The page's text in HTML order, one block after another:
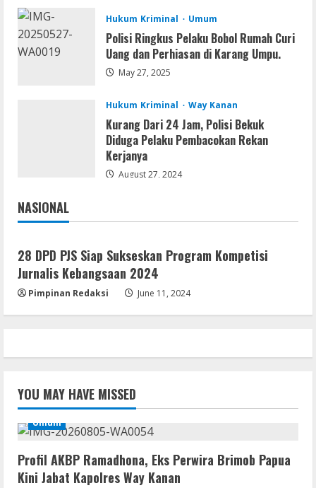
August 4, 2026
Umum
Ketua Pro Jurnalis Media Siber Way
Kanan Apresiasi Prestasi Reva Radisya,
Putri Ferdiansyah, Lolos di Unila
Jurusan HI
Umum
PLN Tegaskan Tiang Listrik Bukan
Infrastruktur Publik; Provider WiFi
Ilegal Diminta Bangun Tiang Mandiri
5
Umum
Buay Bahuga dan Way Tuba, Ancam
Keselamatan Warga
Hukum Kriminal Umum
Polisi Ringkus Pelaku Bobol Rumah Curi
Uang dan Perhiasan di Karang Umpu.
May 27, 2025
Hukum Kriminal Way Kanan
Kurang Dari 24 Jam, Polisi Bekuk
Diduga Pelaku Pembacokan Rekan
Kerjanya
August 27, 2024
NASIONAL
Jakarta
28 DPD PJS Siap Sukseskan Program Kompetisi
Jurnalis Kebangsaan 2024
Pimpinan Redaksi June 11, 2024
YOU MAY HAVE MISSED
Umum
Profil AKBP Ramadhona, Eks Perwira Brimob Papua
Kini Jabat Kapolres Way Kanan